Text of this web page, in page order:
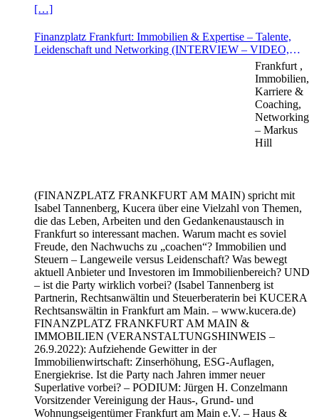
[…]
Finanzplatz Frankfurt: Immobilien & Expertise – Talente,
Leidenschaft und Networking (INTERVIEW – VIDEO,
Veranstaltungshinweis „Aufziehende Gewitter in der
Frankfurt ,
Immobilien,
Karriere &
Coaching,
Networking
– Markus
Hill
(FINANZPLATZ FRANKFURT AM MAIN) spricht mit
Isabel Tannenberg, Kucera über eine Vielzahl von Themen,
die das Leben, Arbeiten und den Gedankenaustausch in
Frankfurt so interessant machen. Warum macht es soviel
Freude, den Nachwuchs zu „coachen“? Immobilien und
Steuern – Langeweile versus Leidenschaft? Was bewegt
aktuell Anbieter und Investoren im Immobilienbereich? UND
– ist die Party wirklich vorbei? (Isabel Tannenberg ist
Partnerin, Rechtsanwältin und Steuerberaterin bei KUCERA
Rechtsanswältin in Frankfurt am Main. – www.kucera.de)
FINANZPLATZ FRANKFURT AM MAIN &
IMMOBILIEN (VERANSTALTUNGSHINWEIS –
26.9.2022): Aufziehende Gewitter in der
Immobilienwirtschaft: Zinserhöhung, ESG-Auflagen,
Energiekrise. Ist die Party nach Jahren immer neuer
Superlative vorbei? – PODIUM: Jürgen H. Conzelmann
Vorsitzender Vereinigung der Haus-, Grund- und
Wohnungseigentümer Frankfurt am Main e.V. – Haus &